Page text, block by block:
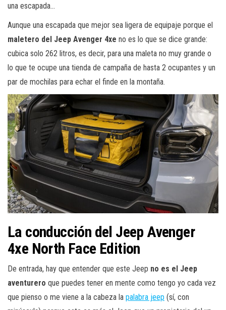
una escapada…
Aunque una escapada que mejor sea ligera de equipaje porque el
maletero del Jeep Avenger 4xe no es lo que se dice grande:
cubica solo 262 litros, es decir, para una maleta no muy grande o
lo que te ocupe una tienda de campaña de hasta 2 ocupantes y un
par de mochilas para echar el finde en la montaña.
La conducción del Jeep Avenger
4xe North Face Edition
De entrada, hay que entender que este Jeep no es el Jeep
aventurero que puedes tener en mente como tengo yo cada vez
que pienso o me viene a la cabeza la palabra jeep (sí, con